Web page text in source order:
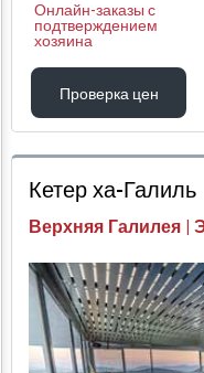
Онлайн-заказы с
подтверждением
хозяина
Проверка цен
Проверка цен
Кетер ха-Галиль
Верхняя Галилея |